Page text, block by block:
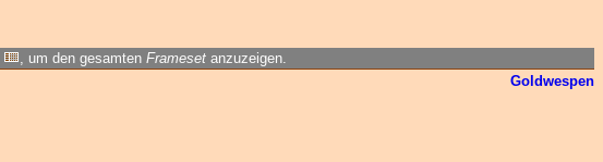
, um den gesamten Frameset anzuzeigen.
Goldwespen